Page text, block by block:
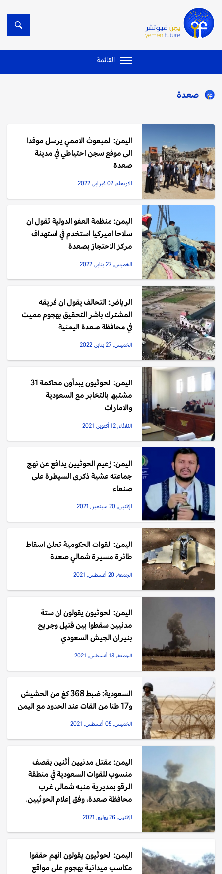
القائمة
صعدة
اليمن: المبعوث الاممي يرسل موفدا
الى موقع سجن احتياطي في مدينة
صعدة
الاربعاء, 02 فبراير, 2022
اليمن: منظمة العفو الدولية تقول ان
سلاحا اميركيا استخدم في استهداف
مركز الاحتجاز بصعدة
الخميس, 27 يناير, 2022
الرياض: التحالف يقول ان فريقه
المشترك باشر التحقيق بهجوم مميت
في محافظة صعدة اليمنية
الخميس, 27 يناير, 2022
اليمن: الحوثيون يبدأون محاكمة 31
مشتبها بالتخابر مع السعودية
والامارات
الثلاثاء, 12 أكتوبر, 2021
اليمن: زعيم الحوثيين يدافع عن نهج
جماعته عشية ذكرى السيطرة على
صنعاء
الإثنين, 20 سبتمبر, 2021
اليمن: القوات الحكومية تعلن اسقاط
طائرة مسيرة شمالي صعدة
الجمعة, 20 أغسطس, 2021
اليمن: الحوثيون يقولون ان ستة
مدنيين سقطوا بين قتيل وجريح
بنيران الجيش السعودي
الجمعة, 13 أغسطس, 2021
السعودية: ضبط 368 كغ من الحشيش
و17 طنا من القات عند الحدود مع اليمن
الخميس, 05 أغسطس, 2021
اليمن: مقتل مدنيين أثنين بقصف
منسوب للقوات السعودية في منطقة
الرقو بمديرية منبه شمالى غرب
محافظة صعدة، وفق إعلام الحوثيين.
الإثنين, 26 يوليو, 2021
اليمن: الحوثيون يقولون انهم حققوا
مكاسب ميدانية بهجوم على مواقع